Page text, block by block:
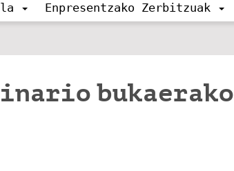
Enpresentzako Zerbitzuak
bukaerako